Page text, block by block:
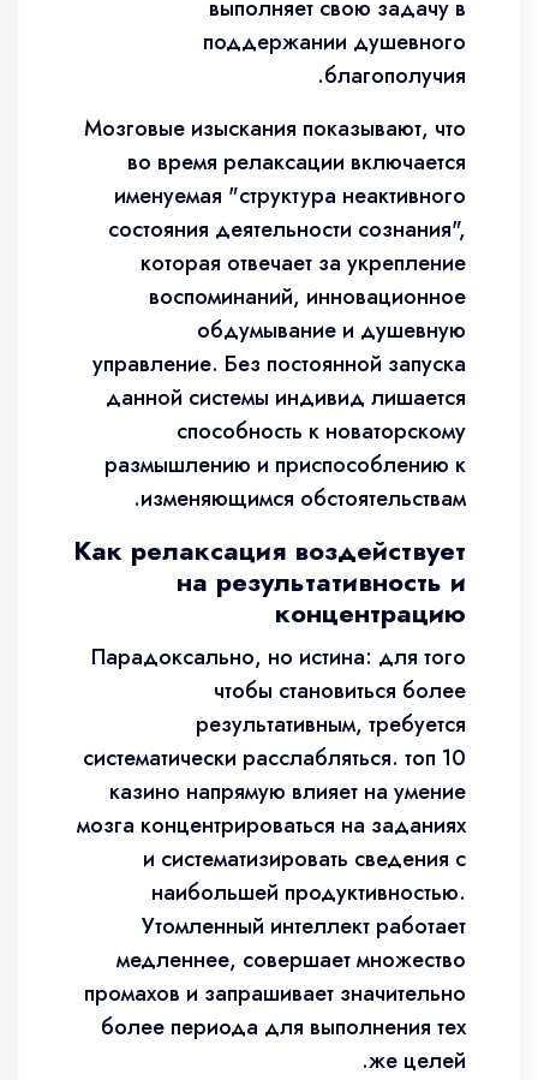
выполняет свою задачу в
поддержании душевного
благополучия.
Мозговые изыскания показывают, что
во время релаксации включается
именуемая "структура неактивного
состояния деятельности сознания",
которая отвечает за укрепление
воспоминаний, инновационное
обдумывание и душевную
управление. Без постоянной запуска
данной системы индивид лишается
способность к новаторскому
размышлению и приспособлению к
изменяющимся обстоятельствам.
Как релаксация воздействует
на результативность и
концентрацию
Парадоксально, но истина: для того
чтобы становиться более
результативным, требуется
систематически расслабляться. топ 10
казино напрямую влияет на умение
мозга концентрироваться на заданиях
и систематизировать сведения с
наибольшей продуктивностью.
Утомленный интеллект работает
медленнее, совершает множество
промахов и запрашивает значительно
более периода для выполнения тех
же целей.